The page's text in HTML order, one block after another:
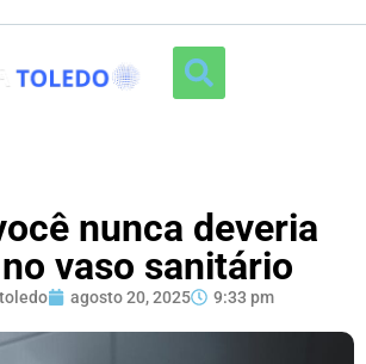
nunca deveria
vaso sanitário
agosto 20, 2025 9:33 pm